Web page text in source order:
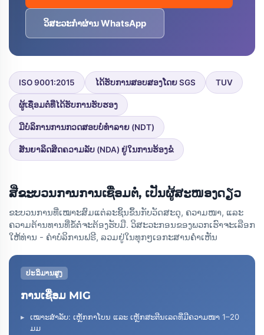
ວິສະວະກຳຜ່ານ WhatsApp
ISO 9001:2015 ໄດ້ຮັບການສອບສອງໂດຍ SGS TUV
ຜູ້ເຊື່ອມຕໍ່ທີ່ໄດ້ຮັບການຮັບຮອງ
ມີບໍລິການການກວດສອບບໍ່ທຳລາຍ (NDT)
ສັນຍາລິດສິດຄວາມລັບ (NDA) ຢູ່ໃນການຮ້ອງຂໍ
ສີ່ຂະບວນການການເຊື່ອມຕໍ່, ເປັນຜູ້ສະໜອງດຽວ
ຂະບວນການທີ່ເໝາະສົມແຕ່ລະຊິ້ນຂຶ້ນກັບວັດສະດຸ, ຄວາມໜາ, ແລະ
ຄວາມຕ້ານທານທີ່ຂໍ້ຕໍ່ຈະຕ້ອງຮັບມື. ວິສະວະກອນຂອງພວກເຮົາຈະເລືອກ
ໃຫ້ທ່ານ - ຄ່າບໍລິການຟຣີ, ລວມຢູ່ໃນທຸກໆເອກະສານຄຳເຫັນ
ປະລິມານສູງ
ການເຊື່ອມ MIG
ເໝາະສຳລັບ: ເຫຼັກກາໂບນ ແລະ ເຫຼັກສະຕີນເລດທີ່ມີຄວາມໜາ 1–20
ມມ